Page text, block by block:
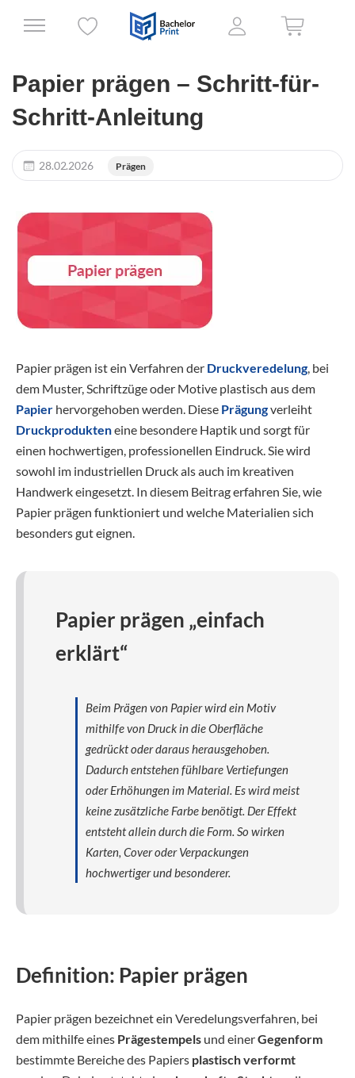
Papier prägen – Schritt-für-
Schritt-Anleitung
28.02.2026 Prägen
Papier prägen ist ein Verfahren der Druckveredelung, bei
dem Muster, Schriftzüge oder Motive plastisch aus dem
Papier hervorgehoben werden. Diese Prägungverleiht
Druckprodukteneine besondere Haptik und sorgt für
einen hochwertigen, professionellen Eindruck. Sie wird
sowohl im industriellen Druck als auch im kreativen
Handwerk eingesetzt. In diesem Beitrag erfahren Sie, wie
Papier prägen funktioniert und welche Materialien sich
besonders gut eignen.
Papier prägen „einfach
erklärt“
Beim Prägen von Papier wird ein Motiv
mithilfe von Druck in die Oberfläche
gedrückt oder daraus herausgehoben.
Dadurch entstehen fühlbare Vertiefungen
oder Erhöhungen im Material. Es wird meist
keine zusätzliche Farbe benötigt. Der Effekt
entsteht allein durch die Form. So wirken
Karten, Cover oder Verpackungen
hochwertiger und besonderer.
Definition: Papier prägen
Papier prägen bezeichnet ein Veredelungsverfahren, bei
dem mithilfe eines Prägestempels und einerGegenform
bestimmte Bereiche des Papiers plastisch verformt